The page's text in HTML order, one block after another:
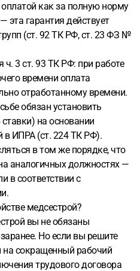
как за полную норму
эта гарантия действует
(ст. 92 ТК РФ, ст. 23 ФЗ №
ч. 3 ст. 93 ТК РФ: при работе
времени оплата
отработанному времени.
обязан установить
на основании
в ИПРА (ст. 224 ТК РФ).
в том же порядке, что
аналогичных должностях —
в соответствии с
медсестрой?
вы не обязаны
Но если вы решите
на сокращенный рабочий
трудового договора